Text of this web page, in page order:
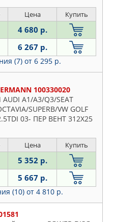
Цена Купить
4 680 р.
6 267 р.
(7) от 6 295 р.
100330020
A1/A3/Q3/SEAT
SUPERB/VW GOLF
03- ПЕР ВЕНТ 312X25
Цена Купить
5 352 р.
5 667 р.
(10) от 4 810 р.